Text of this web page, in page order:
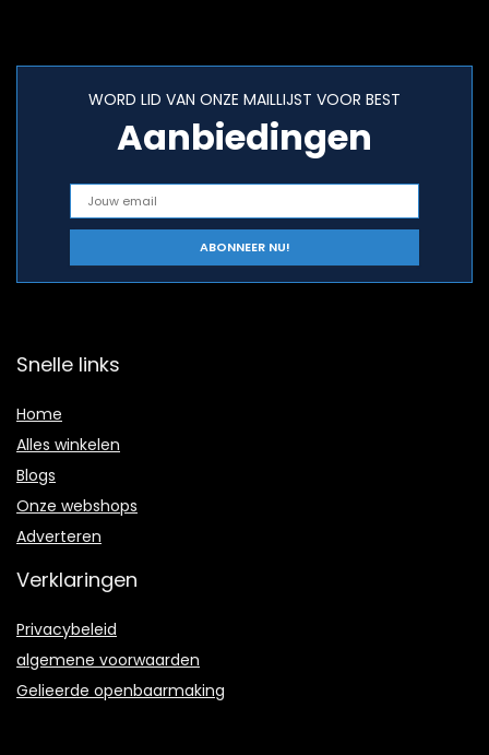
WORD LID VAN ONZE MAILLIJST VOOR BEST
Aanbiedingen
Snelle links
Home
Alles winkelen
Blogs
Onze webshops
Adverteren
Verklaringen
Privacybeleid
algemene voorwaarden
Gelieerde openbaarmaking